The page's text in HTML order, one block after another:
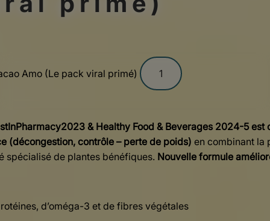
Amo (Le pack viral primé)
& Healthy Food & Beverages 2024-5 est
(décongestion, contrôle – perte de poids) en combinant la
spécialisé de plantes bénéfiques. Nouvelle formule
d’oméga-3 et de fibres végétales